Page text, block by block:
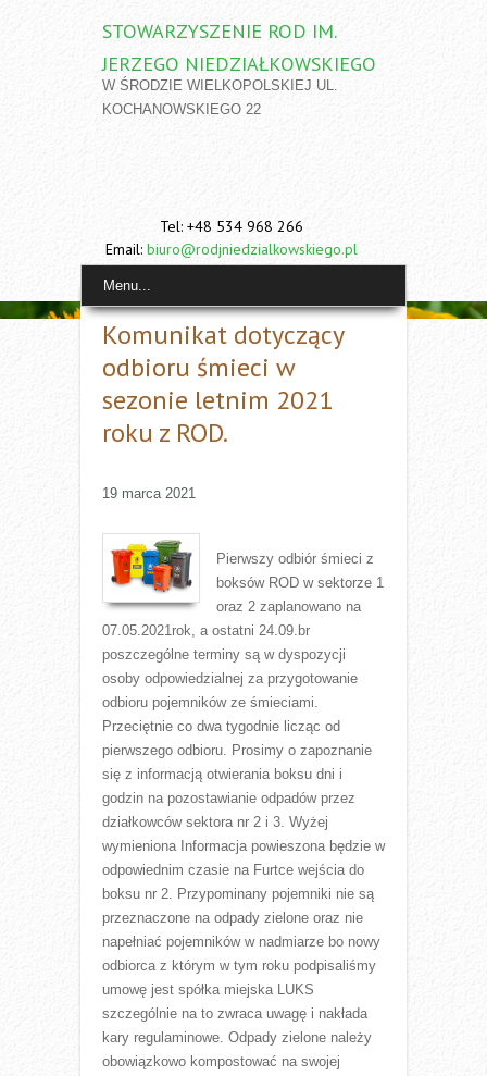
STOWARZYSZENIE ROD IM.
JERZEGO NIEDZIAŁKOWSKIEGO
W ŚRODZIE WIELKOPOLSKIEJ UL.
KOCHANOWSKIEGO 22
Tel: +48 534 968 266
Email: biuro@rodjniedzialkowskiego.pl
Menu...
Komunikat dotyczący
odbioru śmieci w
sezonie letnim 2021
roku z ROD.
19 marca 2021
Pierwszy odbiór śmieci z
boksów ROD w sektorze 1
oraz 2 zaplanowano na
07.05.2021rok, a ostatni 24.09.br
poszczególne terminy są w dyspozycji
osoby odpowiedzialnej za przygotowanie
odbioru pojemników ze śmieciami.
Przeciętnie co dwa tygodnie licząc od
pierwszego odbioru. Prosimy o zapoznanie
się z informacją otwierania boksu dni i
godzin na pozostawianie odpadów przez
działkowców sektora nr 2 i 3. Wyżej
wymieniona Informacja powieszona będzie w
odpowiednim czasie na Furtce wejścia do
boksu nr 2. Przypominany pojemniki nie są
przeznaczone na odpady zielone oraz nie
napełniać pojemników w nadmiarze bo nowy
odbiorca z którym w tym roku podpisaliśmy
umowę jest spółka miejska LUKS
szczególnie na to zwraca uwagę i nakłada
kary regulaminowe. Odpady zielone należy
obowiązkowo kompostować na swojej